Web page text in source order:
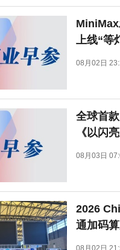
上线“等
08月02日
全球首
《以闪
08月03日
2026
通加码
08月02日